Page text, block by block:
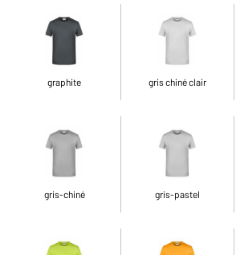
graphite gris chiné clair
gris-chiné gris-pastel